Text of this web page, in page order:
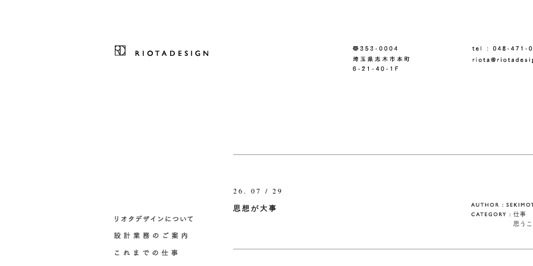
26. 07 / 29
思想が大事
仕事
思う